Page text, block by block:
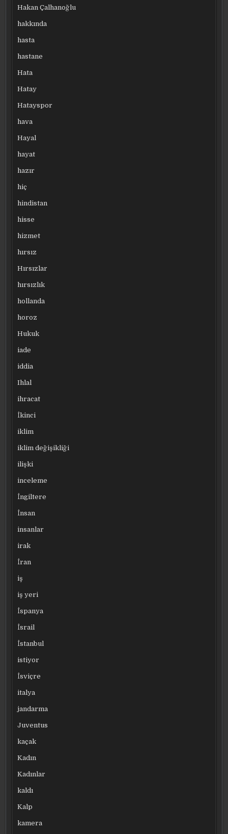
Hakan Çalhanoğlu
hakkında
hasta
hastane
Hata
Hatay
Hatayspor
hava
Hayal
hayat
hazır
hiç
hindistan
hisse
hizmet
hırsız
Hırsızlar
hırsızlık
hollanda
horoz
Hukuk
iade
iddia
Ihlal
ihracat
İkinci
iklim
iklim değişikliği
ilişki
inceleme
İngiltere
İnsan
insanlar
irak
İran
iş
iş yeri
İspanya
İsrail
İstanbul
istiyor
İsviçre
italya
jandarma
Juventus
kaçak
Kadın
Kadınlar
kaldı
Kalp
kamera